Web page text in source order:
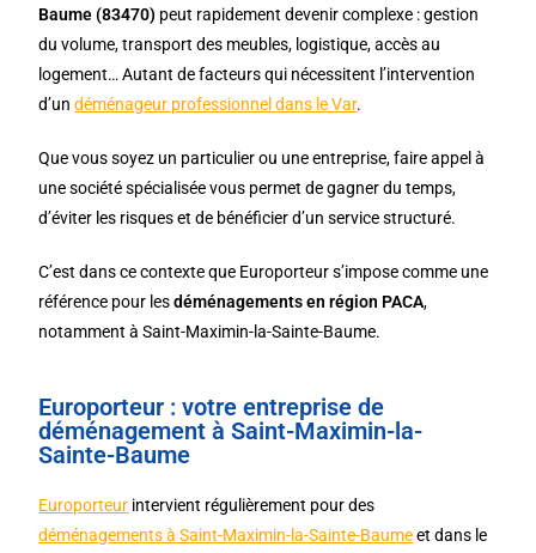
Baume (83470) peut rapidement devenir complexe : gestion
du volume, transport des meubles, logistique, accès au
logement… Autant de facteurs qui nécessitent l’intervention
d’undéménageur professionnel dans le Var.
Que vous soyez un particulier ou une entreprise, faire appel à
une société spécialisée vous permet de gagner du temps,
d’éviter les risques et de bénéficier d’un service structuré.
C’est dans ce contexte que Europorteurs’impose comme une
référence pour lesdéménagements en région PACA,
notamment à Saint-Maximin-la-Sainte-Baume.
Europorteur : votre entreprise de
déménagement à Saint-Maximin-la-
Sainte-Baume
Europorteur intervient régulièrement pour des
déménagements à Saint-Maximin-la-Sainte-Baumeet dans le